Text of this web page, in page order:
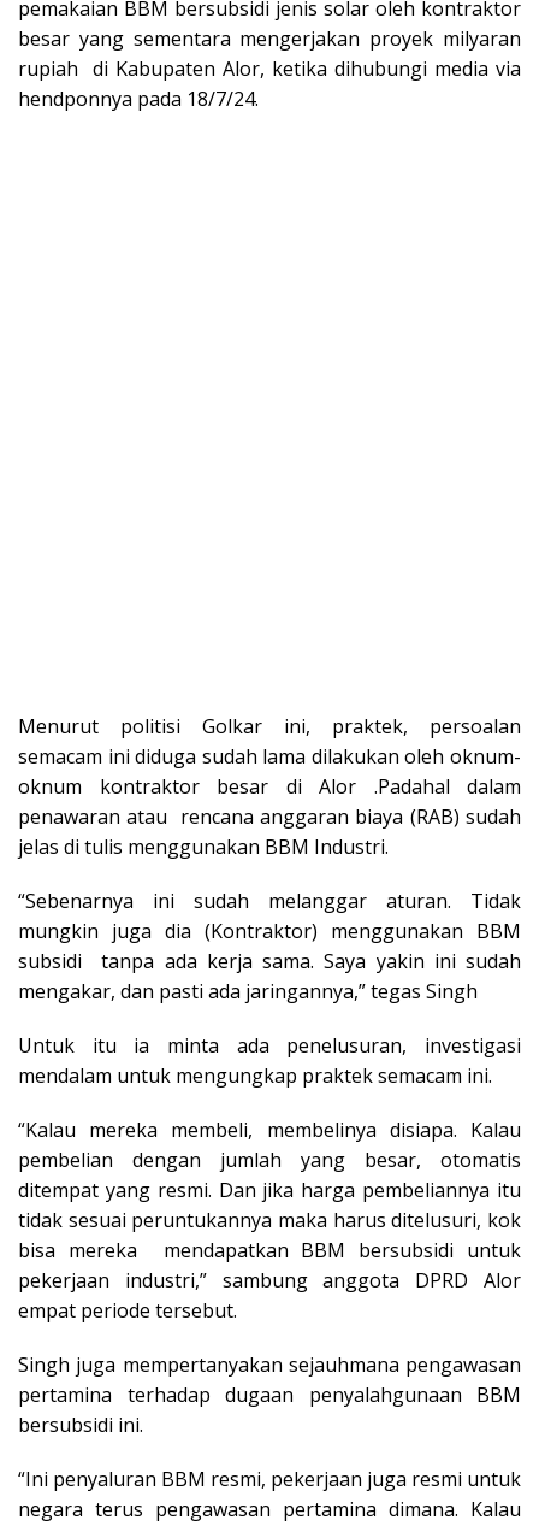
pemakaian BBM bersubsidi jenis solar oleh kontraktor
besar yang sementara mengerjakan proyek milyaran
rupiah di Kabupaten Alor, ketika dihubungi media via
hendponnya pada 18/7/24.
Menurut politisi Golkar ini, praktek, persoalan
semacam ini diduga sudah lama dilakukan oleh oknum-
oknum kontraktor besar di Alor .Padahal dalam
penawaran atau rencana anggaran biaya (RAB) sudah
jelas di tulis menggunakan BBM Industri.
“Sebenarnya ini sudah melanggar aturan. Tidak
mungkin juga dia (Kontraktor) menggunakan BBM
subsidi tanpa ada kerja sama. Saya yakin ini sudah
mengakar, dan pasti ada jaringannya,” tegas Singh
Untuk itu ia minta ada penelusuran, investigasi
mendalam untuk mengungkap praktek semacam ini.
“Kalau mereka membeli, membelinya disiapa. Kalau
pembelian dengan jumlah yang besar, otomatis
ditempat yang resmi. Dan jika harga pembeliannya itu
tidak sesuai peruntukannya maka harus ditelusuri, kok
bisa mereka mendapatkan BBM bersubsidi untuk
pekerjaan industri,” sambung anggota DPRD Alor
empat periode tersebut.
Singh juga mempertanyakan sejauhmana pengawasan
pertamina terhadap dugaan penyalahgunaan BBM
bersubsidi ini.
“Ini penyaluran BBM resmi, pekerjaan juga resmi untuk
negara terus pengawasan pertamina dimana. Kalau